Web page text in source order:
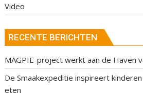
Video
RECENTE BERICHTEN
MAGPIE-project werkt aan de Haven
De Smaakexpeditie inspireert
eten